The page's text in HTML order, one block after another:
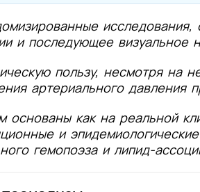
и последующее визуальное
пользу, несмотря на
артериального давления
как на реальной
и
гемопоэза и липид-